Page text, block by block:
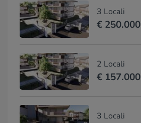
3 Locali
€ 250.000
2 Locali
€ 157.000
3 Locali